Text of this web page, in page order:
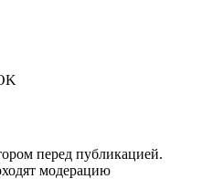
перед публикацией.
модерацию